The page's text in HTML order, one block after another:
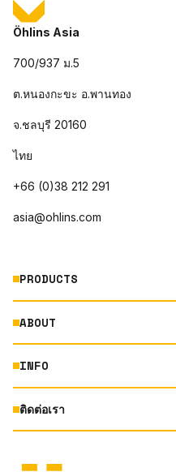
Öhlins Asia
700/937 ม.5
ต.หนองกะขะ อ.พานทอง
จ.ชลบุรี 20160
ไทย
+66 (0)38 212 291
asia@ohlins.com
PRODUCTS
MOTORCYCLE
AUTOMOTIVE
ABOUT
ABOUT US
RACING
INFO
DOCUMENT LIBRARY
ติดต่อเรา
INSTAGRAM